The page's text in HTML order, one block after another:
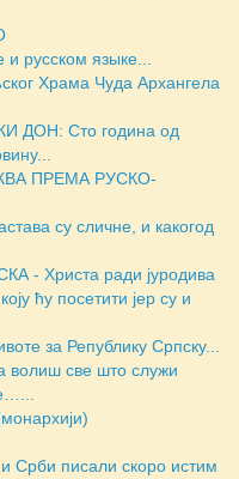
русском языке...
Храма Чуда Архангела
ДОН: Сто година од
ПРЕМА РУСКО-
су сличне, и какогод
- Христа ради јуродива
ћу посетити јер су и
за Републику Српску...
волиш све што служи
Срби писали скоро истим